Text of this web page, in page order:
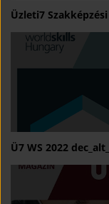
Üzleti7
Ü7 WS 2022